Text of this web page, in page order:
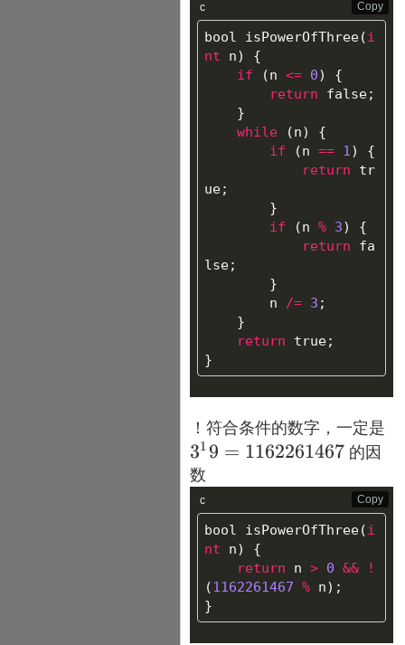
bool isPowerOfThree(i
nt
n)
{
if
(n <= 0)
{
return
false;
}
while
(n)
{
if
(n == 1 )
{
return
tr
ue;
}
if
(n % 3)
{
return
fa
lse;
}
n
/= 3 ;
}
return
true;
}
c Copy
！符合条件的数字，一定是
31 9 = 1162261467 的因
数
bool isPowerOfThree(i
nt
n)
{
return
n > 0 &&
!
(1162261467 % n);
}
c Copy